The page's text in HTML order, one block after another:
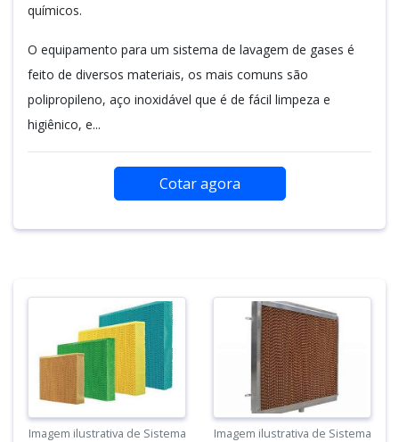
químicos.
O equipamento para um sistema de lavagem de gases é
feito de diversos materiais, os mais comuns são
polipropileno, aço inoxidável que é de fácil limpeza e
higiênico, e...
Cotar agora
Imagem ilustrativa de Sistema
Imagem ilustrativa de Sistema